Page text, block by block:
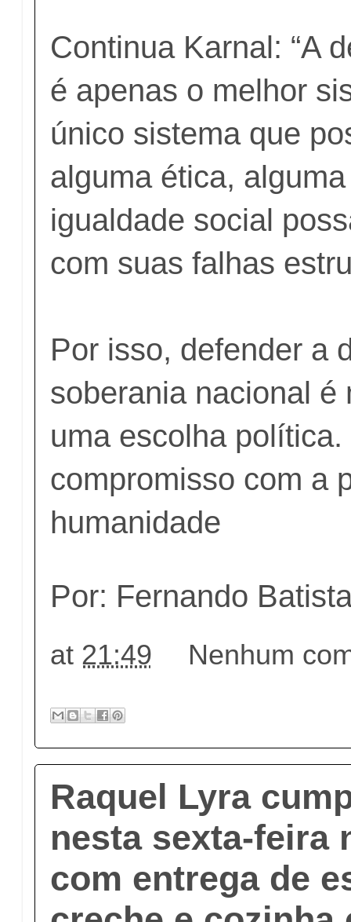
Continua Karnal: “A
é apenas o melhor
único sistema que
alguma ética,
igualdade social
com suas falhas
Por isso, defender a
soberania nacional é
uma escolha política.
compromisso com a
humanidade
Por: Fernando
at 21:49 Nenhum
Raquel Lyra
nesta sexta-feira
com entrega de